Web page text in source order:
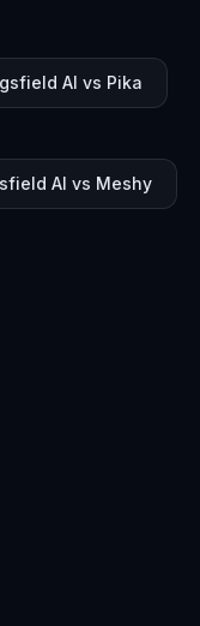
AI vs Pika
AI vs Meshy